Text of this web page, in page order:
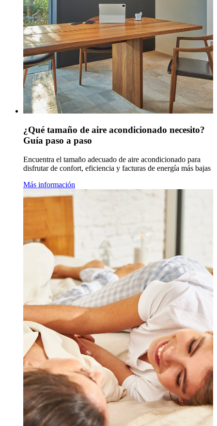
¿Qué tamaño de aire acondicionado necesito?
Guía paso a paso
Encuentra el tamaño adecuado de aire acondicionado para
disfrutar de confort, eficiencia y facturas de energía más bajas
Más información